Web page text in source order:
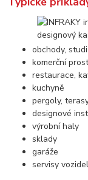
obchody,
komerční
restaurace,
kuchyně
pergoly,
designové
výrobní haly
sklady
garáže
servisy